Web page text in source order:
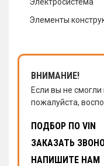
Элементы
ВНИМАНИЕ!
Если вы не
пожалуйста,
ПОДБОР ПО VIN
ЗАКАЗАТЬ
НАПИШИТЕ НАМ